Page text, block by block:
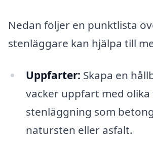
Nedan följer en punktlista
stenläggare kan hjälpa till
Uppfarter: Skapa en
vacker uppfart med
stenläggning som
natursten eller asfalt.